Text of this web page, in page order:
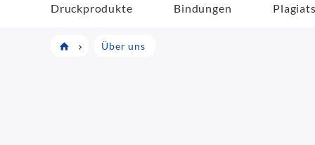
Druckprodukte Bindungen
Über uns